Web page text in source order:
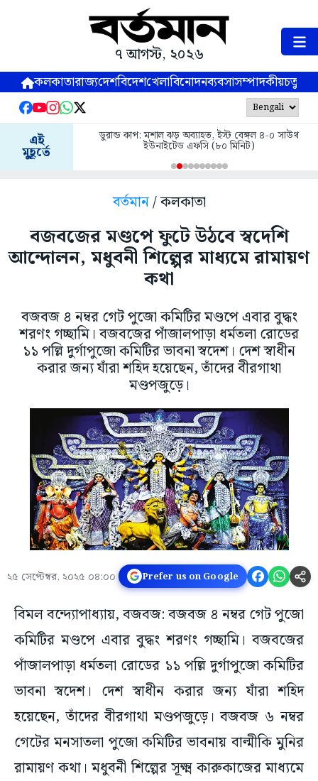
৭ আগস্ট, ২০২৬
কলকাতারাজ্যদেশবিদেশখেলাবিনোদনব্যবসাসম্পাদকীয়
এই
মুহূর্তে
ডুরান্ড কাপ: মশাল ঝড় অব্যাহত, ইস্ট বেঙ্গল ৪-০ সাউথ
ইউনাইটেড এফসি (৮০ মিনিট)
বর্তমান/ কলকাতা
বজবজের মণ্ডপে ফুটে উঠবে স্বদেশি
আন্দোলন, মধুবনী শিল্পের মাধ্যমে রামায়ণ
কথা
বজবজ ৪ নম্বর গেট পুজো কমিটির মণ্ডপে এবার বুদ্ধং
শরণং গচ্ছামি। বজবজের পাঁজালপাড়া ধর্মতলা রোডের
১১ পল্লি দুর্গাপুজো কমিটির ভাবনা স্বদেশ। দেশ স্বাধীন
করার জন্য যাঁরা শহিদ হয়েছেন, তাঁদের বীরগাথা
মণ্ডপজুড়ে।
২৫ সেপ্টেম্বর, ২০২৫ ০৪:০০ Prefer us on Google
বিমল বন্দ্যোপাধ্যায়, বজবজ: বজবজ ৪ নম্বর গেট পুজো
কমিটির মণ্ডপে এবার বুদ্ধং শরণং গচ্ছামি। বজবজের
পাঁজালপাড়া ধর্মতলা রোডের ১১ পল্লি দুর্গাপুজো কমিটির
ভাবনা স্বদেশ। দেশ স্বাধীন করার জন্য যাঁরা শহিদ
হয়েছেন, তাঁদের বীরগাথা মণ্ডপজুড়ে। বজবজ ৬ নম্বর
গেটের মনসাতলা পুজো কমিটির ভাবনায় বাল্মীকি মুনির
রামায়ণ কথা। মধুবনী শিল্পের সূক্ষ্ম কারুকাজের মাধ্যমে